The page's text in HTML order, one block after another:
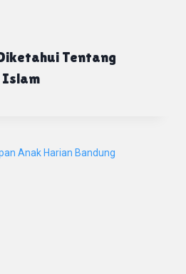
Tentang
Islam